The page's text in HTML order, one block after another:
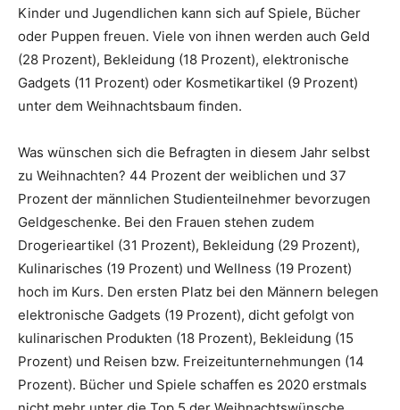
Kinder und Jugendlichen kann sich auf Spiele, Bücher
oder Puppen freuen. Viele von ihnen werden auch Geld
(28 Prozent), Bekleidung (18 Prozent), elektronische
Gadgets (11 Prozent) oder Kosmetikartikel (9 Prozent)
unter dem Weihnachtsbaum finden.
Was wünschen sich die Befragten in diesem Jahr selbst
zu Weihnachten? 44 Prozent der weiblichen und 37
Prozent der männlichen Studienteilnehmer bevorzugen
Geldgeschenke. Bei den Frauen stehen zudem
Drogerieartikel (31 Prozent), Bekleidung (29 Prozent),
Kulinarisches (19 Prozent) und Wellness (19 Prozent)
hoch im Kurs. Den ersten Platz bei den Männern belegen
elektronische Gadgets (19 Prozent), dicht gefolgt von
kulinarischen Produkten (18 Prozent), Bekleidung (15
Prozent) und Reisen bzw. Freizeitunternehmungen (14
Prozent). Bücher und Spiele schaffen es 2020 erstmals